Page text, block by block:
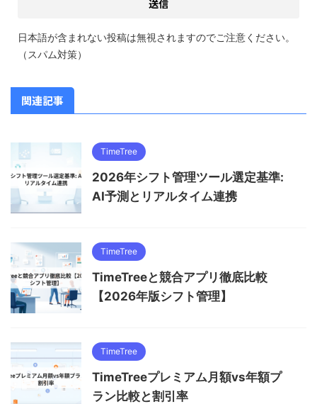
日本語が含まれない投稿は無視されますのでご注意ください。
（スパム対策）
関連記事
TimeTree
2026年シフト管理ツール選定基準:
AI予測とリアルタイム連携
TimeTree
TimeTreeと競合アプリ徹底比較
【2026年版シフト管理】
TimeTree
TimeTreeプレミアム月額vs年額プ
ラン比較と割引率